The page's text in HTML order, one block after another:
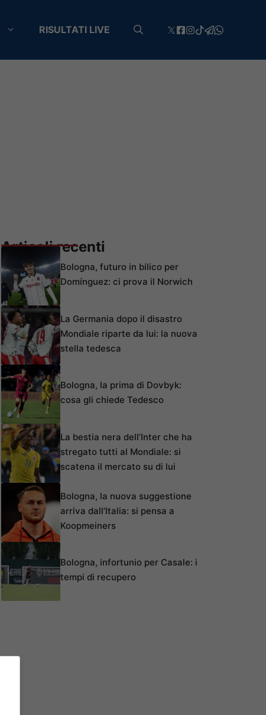
RISULTATI LIVE
Articoli recenti
Bologna, futuro in bilico per
Domínguez: ci prova il Norwich
La Germania dopo il disastro
Mondiale riparte da lui: la nuova
stella tedesca
Bologna, la prima di Dovbyk:
cosa gli chiede Tedesco
La bestia nera dell’Inter che ha
stregato tutti al Mondiale: si
scatena il mercato su di lui
Bologna, la nuova suggestione
arriva dall’Italia: si pensa a
Koopmeiners
Bologna, infortunio per Casale: i
tempi di recupero